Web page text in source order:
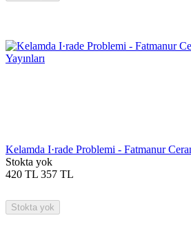
Kelamda I·rade Problemi - Fatmanur
Stokta yok
420 TL 357 TL
Stokta yok